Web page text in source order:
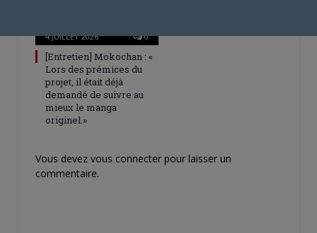
4 JUILLET 2026 0
[Entretien] Mokochan : «
Lors des prémices du
projet, il était déjà
demandé de suivre au
mieux le manga
originel.»
Vous devez vous connecter pour laisser un
commentaire.